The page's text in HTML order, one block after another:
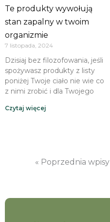
Te produkty wywołują
stan zapalny w twoim
organizmie
7 listopada, 2024
Dzisiaj bez filozofowania, jeśli
spożywasz produkty z listy
poniżej Twoje ciało nie wie co
z nimi zrobić i dla Twojego
Czytaj więcej
« Poprzednia wpisy